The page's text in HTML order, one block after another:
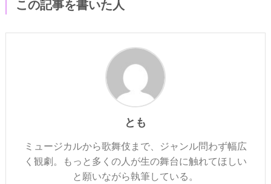
この記事を書いた人
とも
ミュージカルから歌舞伎まで、ジャンル問わず幅広
く観劇。もっと多くの人が生の舞台に触れてほしい
と願いながら執筆している。